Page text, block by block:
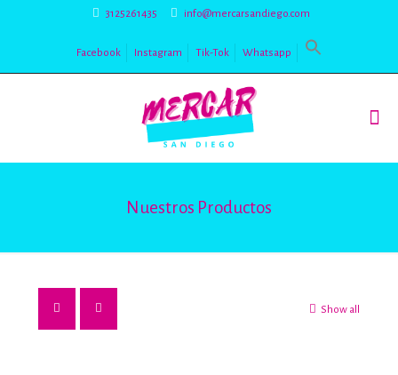
3125261435 info@mercarsandiego.com
Facebook Instagram Tik-Tok Whatsapp
Nuestros Productos
Show all